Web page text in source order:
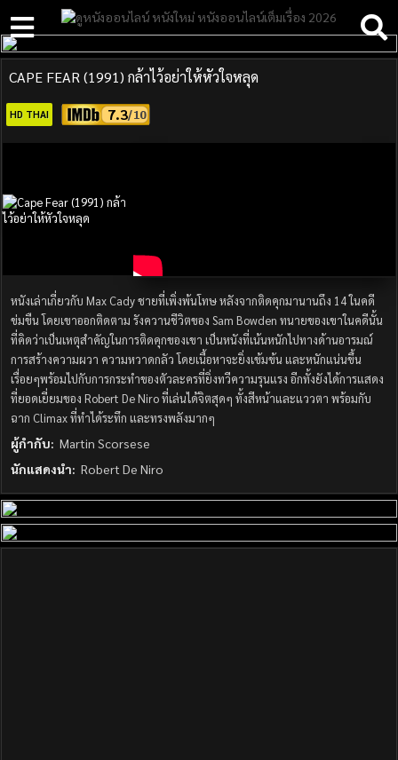
CAPE FEAR (1991) กล้าไว้อย่าให้หัวใจหลุด
HD THAI 7.3
หนังเล่าเกี่ยวกับ Max Cady ชายที่เพิ่งพ้นโทษ หลังจากติดคุกมานานถึง 14 ในคดี
ข่มขืน โดยเขาออกติดตาม รังควานชีวิตของ Sam Bowden ทนายของเขาในคดีนั้น
ที่คิดว่าเป็นเหตุสำคัญในการติดคุกของเขา เป็นหนังที่เน้นหนักไปทางด้านอารมณ์
การสร้างความผวา ความหวาดกลัว โดยเนื้อหาจะยิ่งเข้มข้น และหนักแน่นขึ้น
เรื่อยๆพร้อมไปกับการกระทำของตัวละครที่ยิ่งทวีความรุนแรง อีกทั้งยังได้การแสดง
ที่ยอดเยี่ยมของ Robert De Niro ที่เล่นได้จิตสุดๆ ทั้งสีหน้าและแววตา พร้อมกับ
ฉาก Climax ที่ทำได้ระทึก และทรงพลังมากๆ
ผู้กำกับ: Martin Scorsese
นักแสดงนำ: Robert De Niro